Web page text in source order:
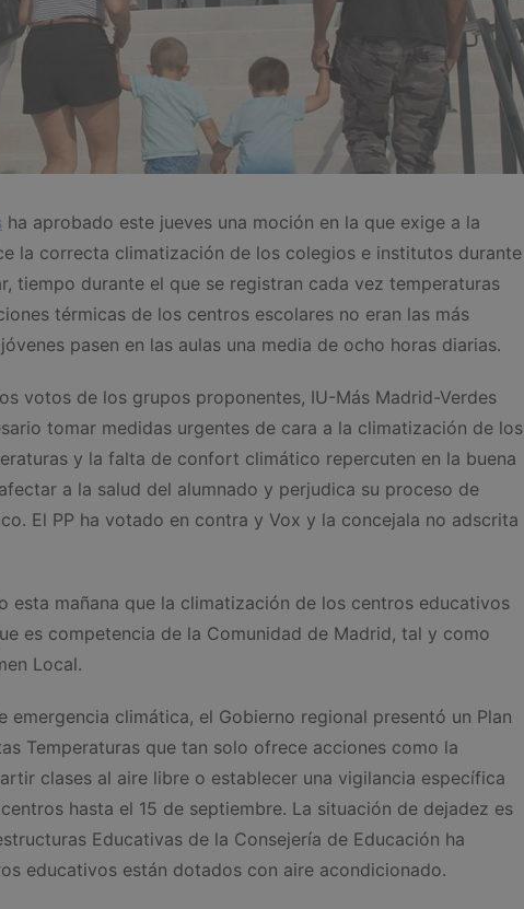
ha aprobado este jueves una moción en la que exige a la
la correcta climatización de los colegios e institutos durante
tiempo durante el que se registran cada vez temperaturas
térmicas de los centros escolares no eran las más
pasen en las aulas una media de ocho horas diarias.
votos de los grupos proponentes, IU-Más Madrid-Verdes
tomar medidas urgentes de cara a la climatización de los
y la falta de confort climático repercuten en la buena
a la salud del alumnado y perjudica su proceso de
El PP ha votado en contra y Vox y la concejala no adscrita
esta mañana que la climatización de los centros educativos
es competencia de la Comunidad de Madrid, tal y como
Local.
emergencia climática, el Gobierno regional presentó un Plan
Temperaturas que tan solo ofrece acciones como la
clases al aire libre o establecer una vigilancia específica
hasta el 15 de septiembre. La situación de dejadez es
Educativas de la Consejería de Educación ha
educativos están dotados con aire acondicionado.